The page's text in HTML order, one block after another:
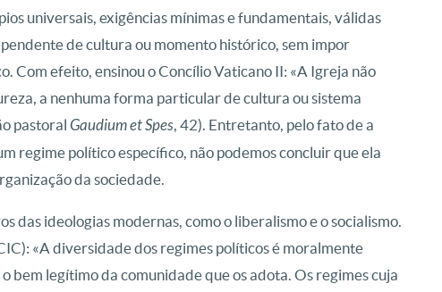
universais, exigências mínimas e fundamentais, válidas
de cultura ou momento histórico, sem impor
Com efeito, ensinou o Concílio Vaticano II: «A Igreja não
a nenhuma forma particular de cultura ou sistema
pastoral Gaudium et Spes, 42). Entretanto, pelo fato de a
regime político específico, não podemos concluir que ela
da sociedade.
das ideologias modernas, como o liberalismo e o socialismo.
«A diversidade dos regimes políticos é moralmente
bem legítimo da comunidade que os adota. Os regimes cuja